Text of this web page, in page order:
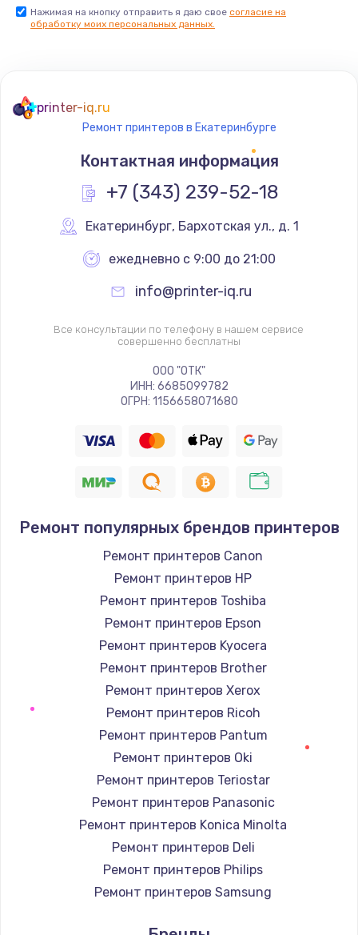
Замена термопасты
от 995 руб.
Ремонт подсветки
Заказать
от 990 руб.
Заказать
Настройка Wi-Fi
от 1060 руб.
Восстановление данных
от 990 руб.
Настройка ОС
от 1090 руб.
Настройка BIOS
от 930 руб.
Заказать
Замена SSD
от 990 руб.
Заказать
Установка драйверов
от 725 руб.
Заказать
Замена HDMI
Нажимая на кнопку отправить я даю свое согласие на
обработку моих персональных данных.
printer-iq.ru
Ремонт принтеров в Екатеринбурге
Контактная информация
+7 (343) 239-52-18
Екатеринбург, Бархотская ул., д. 1
ежедневно с 9:00 до 21:00
info@printer-iq.ru
Все консультации по телефону в нашем сервисе
совершенно бесплатны
ООО "ОТК"
ИНН: 6685099782
ОГРН: 1156658071680
Ремонт популярных брендов принтеров
Ремонт принтеров Canon
Ремонт принтеров HP
Ремонт принтеров Toshiba
Ремонт принтеров Epson
Ремонт принтеров Kyocera
Ремонт принтеров Brother
Ремонт принтеров Xerox
Ремонт принтеров Ricoh
Ремонт принтеров Pantum
Ремонт принтеров Oki
Ремонт принтеров Teriostar
Ремонт принтеров Panasonic
Ремонт принтеров Konica Minolta
Ремонт принтеров Deli
Ремонт принтеров Philips
Ремонт принтеров Samsung